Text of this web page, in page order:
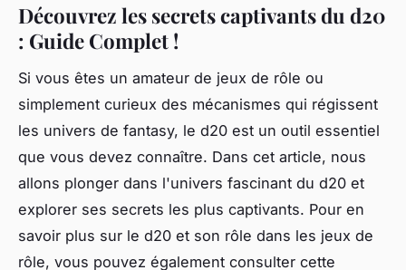
Découvrez les secrets captivants du d20
: Guide Complet !
Si vous êtes un amateur de jeux de rôle ou
simplement curieux des mécanismes qui régissent
les univers de fantasy, le d20 est un outil essentiel
que vous devez connaître. Dans cet article, nous
allons plonger dans l'univers fascinant du d20 et
explorer ses secrets les plus captivants. Pour en
savoir plus sur le d20 et son rôle dans les jeux de
rôle, vous pouvez également consulter cette